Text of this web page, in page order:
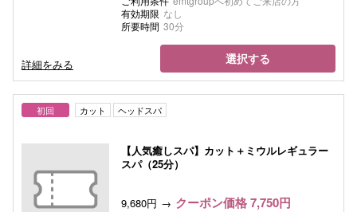
有効期限 なし
所要時間 30分
詳細をみる 選択する
初回 カット ヘッドスパ
【人気癒しスパ】カット＋ミウルレギュラー
スパ（25分）
9,680円 クーポン価格 7,750円